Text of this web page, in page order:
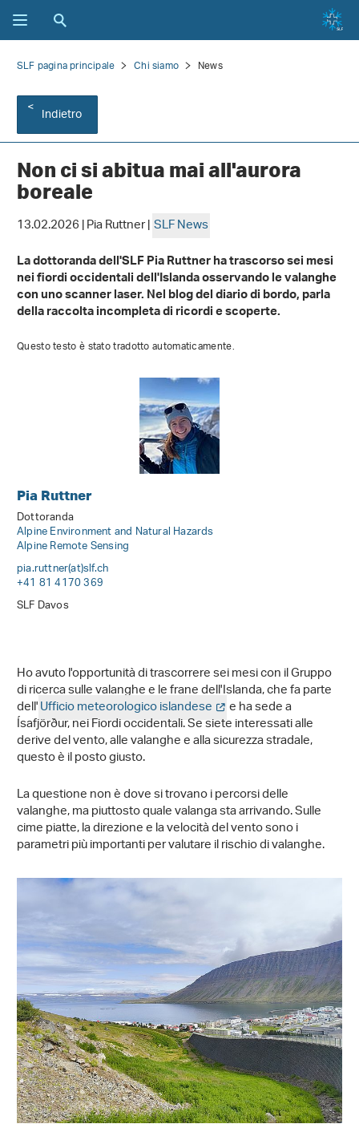
SLF pagina principale Chi siamo News
Indietro
Non ci si abitua mai all'aurora
boreale
13.02.2026 | Pia Ruttner |SLF News
La dottoranda dell'SLF Pia Ruttner ha trascorso sei mesi
nei fiordi occidentali dell'Islanda osservando le valanghe
con uno scanner laser. Nel blog del diario di bordo, parla
della raccolta incompleta di ricordi e scoperte.
Questo testo è stato tradotto automaticamente.
Pia Ruttner
Dottoranda
Alpine Environment and Natural Hazards
Alpine Remote Sensing
pia.ruttner(at)slf.ch
+41 81 4170 369
SLF Davos
Ho avuto l'opportunità di trascorrere sei mesi con il Gruppo
di ricerca sulle valanghe e le frane dell'Islanda, che fa parte
dell'Ufficio meteorologico islandese e ha sede a
Ísafjörður, nei Fiordi occidentali. Se siete interessati alle
derive del vento, alle valanghe e alla sicurezza stradale,
questo è il posto giusto.
La questione non è dove si trovano i percorsi delle
valanghe, ma piuttosto quale valanga sta arrivando. Sulle
cime piatte, la direzione e la velocità del vento sono i
parametri più importanti per valutare il rischio di valanghe.